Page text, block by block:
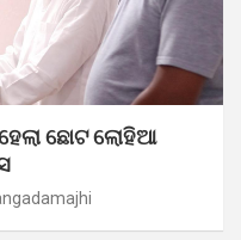
ହେଲା ଛୋଟ ଲୋହିଆ